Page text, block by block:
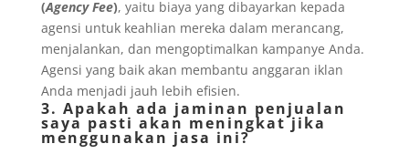
(Agency Fee), yaitu biaya yang dibayarkan kepada
agensi untuk keahlian mereka dalam merancang,
menjalankan, dan mengoptimalkan kampanye Anda.
Agensi yang baik akan membantu anggaran iklan
Anda menjadi jauh lebih efisien.
3. Apakah ada jaminan penjualan
saya pasti akan meningkat jika
menggunakan jasa ini?